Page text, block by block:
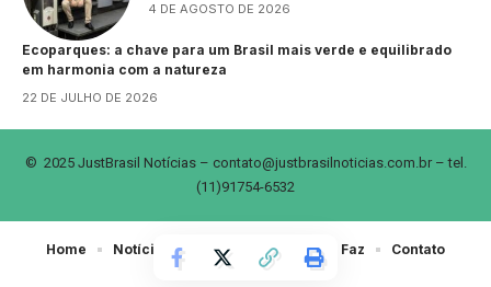
4 DE AGOSTO DE 2026
Ecoparques: a chave para um Brasil mais verde e equilibrado
em harmonia com a natureza
22 DE JULHO DE 2026
© 2025 JustBrasil Notícias – contato@justbrasilnoticias.com.br– tel.
(11)91754-6532
Home Notícias Sobre Nós Quem Faz Contato